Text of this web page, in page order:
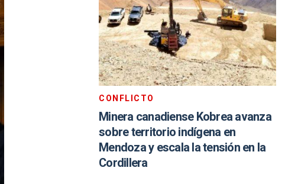
CONFLICTO
Minera canadiense Kobrea avanza
sobre territorio indígena en
Mendoza y escala la tensión en la
Cordillera